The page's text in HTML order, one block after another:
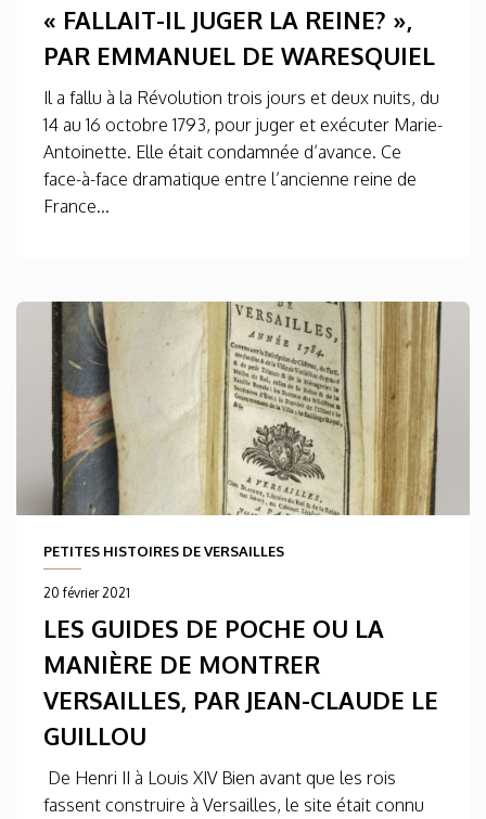
« FALLAIT-IL JUGER LA REINE? »,
PAR EMMANUEL DE WARESQUIEL
Il a fallu à la Révolution trois jours et deux nuits, du
14 au 16 octobre 1793, pour juger et exécuter Marie-
Antoinette. Elle était condamnée d’avance. Ce
face-à-face dramatique entre l’ancienne reine de
France...
PETITES HISTOIRES DE VERSAILLES
20 février 2021
LES GUIDES DE POCHE OU LA
MANIÈRE DE MONTRER
VERSAILLES, PAR JEAN-CLAUDE LE
GUILLOU
De Henri II à Louis XIV Bien avant que les rois
fassent construire à Versailles, le site était connu